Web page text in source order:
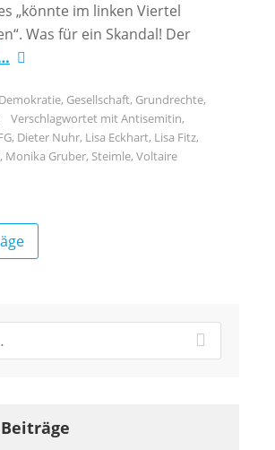
„könnte im linken Viertel
Was für ein Skandal! Der
Demokratie, Gesellschaft, Grundrechte,
Verschlagwortet mitAntisemitin,
, Dieter Nuhr, Lisa Eckhart, Lisa Fitz,
, Monika Gruber, Steimle, Voltaire